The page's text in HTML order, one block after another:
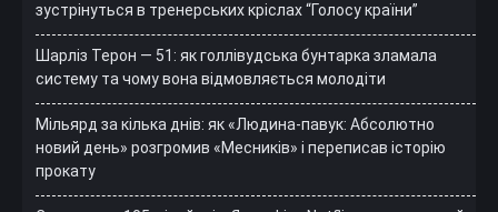
зустрінуться в тренерських кріслах “Голосу країни”
Шарліз Терон — 51: як голлівудська бунтарка зламала
систему та чому вона відмовляється молодіти
Мільярд за кілька днів: як «Людина-павук: Абсолютно
новий день» розгромив «Месників» і переписав історію
прокату